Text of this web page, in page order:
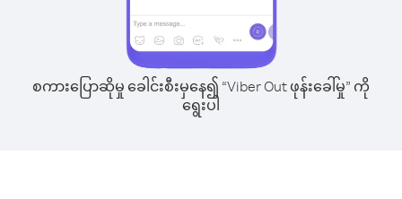
စကားပြောဆိုမှု ခေါင်းစီးမှနေ၍ “Viber Out ဖုန်းခေါ်မှု” ကို
ရွေးပါ